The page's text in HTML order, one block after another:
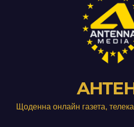
Щоденна онлайн газета,